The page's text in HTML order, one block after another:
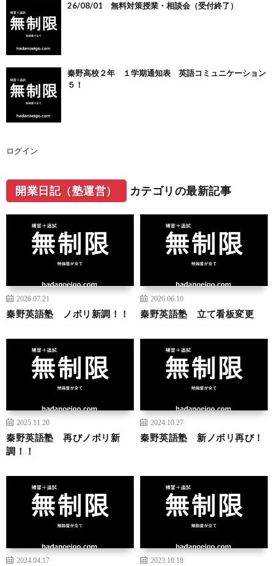
26/08/01 無料対策授業・相談会（受付終了）
秦野高校２年 １学期通知表 英語コミュニケーション
５！
ログイン
開業日記（塾運営） カテゴリの最新記事
2026.07.21
秦野英語塾 ノボリ新調！！
2026.06.10
秦野英語塾 立て看板変更
2025.11.20
秦野英語塾 再びノボリ新
調！！
2024.10.27
秦野英語塾 新ノボリ再び！
2024.04.17 2023.10.18